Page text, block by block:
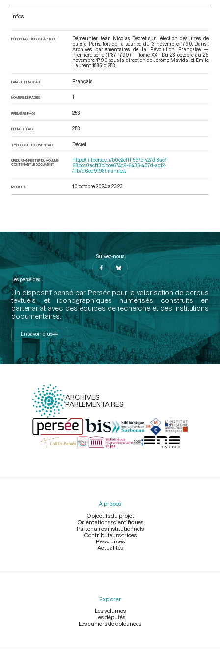
Infos
RÉFÉRENCE BIBLIOGRAPHIQUE
Démeunier Jean Nicolas. Décret sur l'élection des juges de
paix à Paris, lors de la séance du 3 novembre 1790. Dans :
Archives parlementaires de la Révolution Française —
Première série (1787-1799) — Tome XX - Du 23 octobre au 26
novembre 1790 , sous la direction de Jérôme Mavidal et Emile
Laurent. 1885. p. 253.
LANGUE PRINCIPALE Français
NOMBRE DE PAGES 1
PREMIÈRE PAGE 253
DERNIÈRE PAGE 253
TYPOLOGIE DOCUMENTAIRE Décret
URI DU MANIFEST IIIF DU VOLUME
CONTENANT LE DOCUMENT
https://iiif.persee.fr/b0e2cf11-597c-427d-8ac7-
68bcc0acf13b/cce674c9-6436-407d-ac12-
41b7d6ed9f98/manifest
MODIFIÉ LE 10 octobre 2024 à 23:23
Suivez-nous
Les perséides
Un dispositif pensé par Persée pour la valorisation de corpus
textuels et iconographiques numérisés construits en
partenariat avec des équipes de recherche et des institutions
documentaires.
En savoir plus
ARCHIVES
PARLEMENTAIRES
Menu
À propos
Objectifs du projet
Orientations scientifiques
Partenaires institutionnels
Contributeurs-trices
Ressources
Actualités
Explorer
Les volumes
Les députés
Les cahiers de doléances